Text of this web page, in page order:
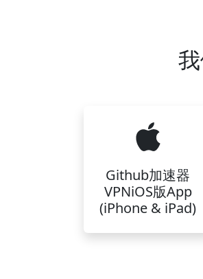
Github加速器
VPNiOS版App
(iPhone & iPad)